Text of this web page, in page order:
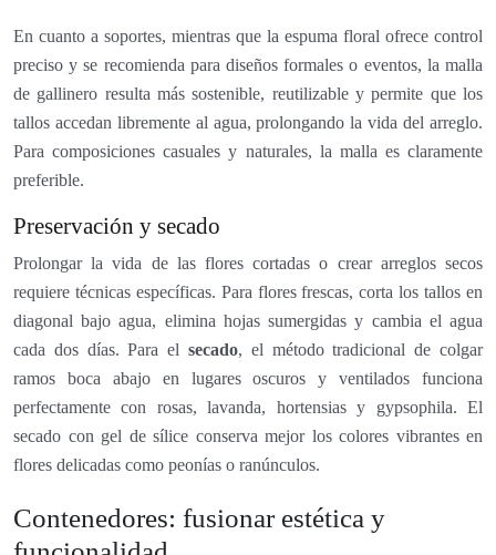
En cuanto a soportes, mientras que la espuma floral ofrece control
preciso y se recomienda para diseños formales o eventos, la malla
de gallinero resulta más sostenible, reutilizable y permite que los
tallos accedan libremente al agua, prolongando la vida del arreglo.
Para composiciones casuales y naturales, la malla es claramente
preferible.
Preservación y secado
Prolongar la vida de las flores cortadas o crear arreglos secos
requiere técnicas específicas. Para flores frescas, corta los tallos en
diagonal bajo agua, elimina hojas sumergidas y cambia el agua
cada dos días. Para el secado, el método tradicional de colgar
ramos boca abajo en lugares oscuros y ventilados funciona
perfectamente con rosas, lavanda, hortensias y gypsophila. El
secado con gel de sílice conserva mejor los colores vibrantes en
flores delicadas como peonías o ranúnculos.
Contenedores: fusionar estética y